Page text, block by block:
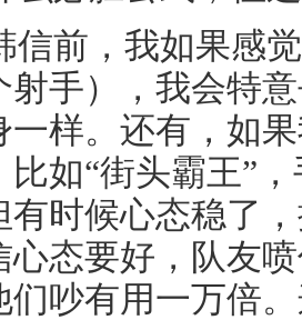
信前，我如果感
射手），我会特
一样。还有，如
比如“街头霸王”
有时候心态稳了
心态要好，队友
们吵有用一万倍